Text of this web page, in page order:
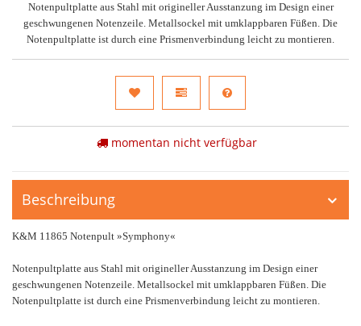
Notenpultplatte aus Stahl mit origineller Ausstanzung im Design einer
geschwungenen Notenzeile. Metallsockel mit umklappbaren Füßen. Die
Notenpultplatte ist durch eine Prismenverbindung leicht zu montieren.
momentan nicht verfügbar
Beschreibung
K&M 11865 Notenpult »Symphony«
Notenpultplatte aus Stahl mit origineller Ausstanzung im Design einer
geschwungenen Notenzeile. Metallsockel mit umklappbaren Füßen. Die
Notenpultplatte ist durch eine Prismenverbindung leicht zu montieren.